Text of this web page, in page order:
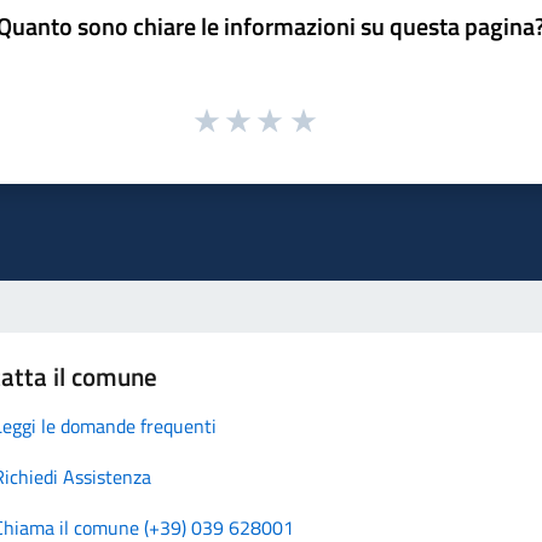
sono chiare le informazioni su questa
il comune
le domande frequenti
Assistenza
il comune (+39) 039 628001